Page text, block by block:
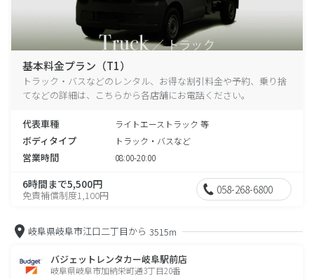
基本料金プラン（T1）
トラック・バスなどのレンタル、お得な割引料金や予約、乗り捨
てなどの詳細は、こちらから各店舗にお電話ください。
代表車種 ライトエーストラック 等
ボディタイプ トラック・バスなど
営業時間 08:00-20:00
6時間まで5,500円
免責補償制度1,100円 058-268-6800
岐阜県岐阜市江口二丁目から 3515m
バジェットレンタカー岐阜駅前店
岐阜県岐阜市加納栄町通3丁目20番